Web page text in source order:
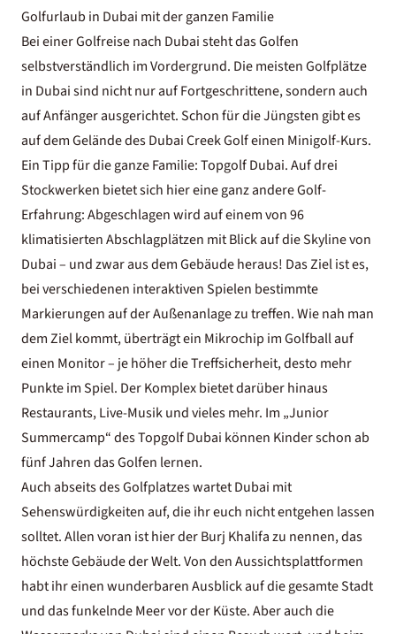
Golfurlaub in Dubai mit der ganzen Familie
Bei einer Golfreise nach Dubai steht das Golfen
selbstverständlich im Vordergrund. Die meisten Golfplätze
in Dubai sind nicht nur auf Fortgeschrittene, sondern auch
auf Anfänger ausgerichtet. Schon für die Jüngsten gibt es
auf dem Gelände des Dubai Creek Golf einen Minigolf-Kurs.
Ein Tipp für die ganze Familie: Topgolf Dubai. Auf drei
Stockwerken bietet sich hier eine ganz andere Golf-
Erfahrung: Abgeschlagen wird auf einem von 96
klimatisierten Abschlagplätzen mit Blick auf die Skyline von
Dubai – und zwar aus dem Gebäude heraus! Das Ziel ist es,
bei verschiedenen interaktiven Spielen bestimmte
Markierungen auf der Außenanlage zu treffen. Wie nah man
dem Ziel kommt, überträgt ein Mikrochip im Golfball auf
einen Monitor – je höher die Treffsicherheit, desto mehr
Punkte im Spiel. Der Komplex bietet darüber hinaus
Restaurants, Live-Musik und vieles mehr. Im „Junior
Summercamp“ desTopgolf Dubai können Kinder schon ab
fünf Jahren das Golfen lernen.
Auch abseits des Golfplatzes wartetDubai mit
Sehenswürdigkeitenauf, die ihr euch nicht entgehen lassen
solltet. Allen voran ist hier derBurj Khalifazu nennen, das
höchste Gebäude der Welt. Von den Aussichtsplattformen
habt ihr einen wunderbaren Ausblick auf die gesamte Stadt
und das funkelnde Meer vor der Küste. Aber auch die